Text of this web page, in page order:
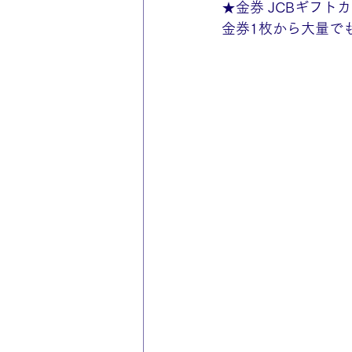
★金券 JCBギフト
金券1枚から大量で